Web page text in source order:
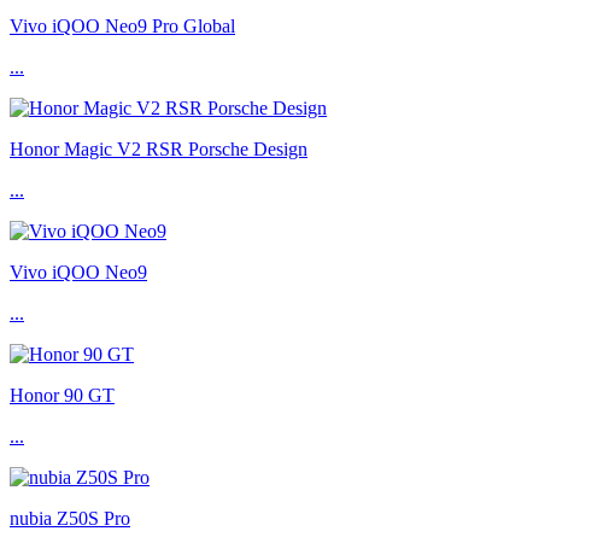
Vivo iQOO Neo9 Pro Global
...
Honor Magic V2 RSR Porsche Design
...
Vivo iQOO Neo9
...
Honor 90 GT
...
nubia Z50S Pro